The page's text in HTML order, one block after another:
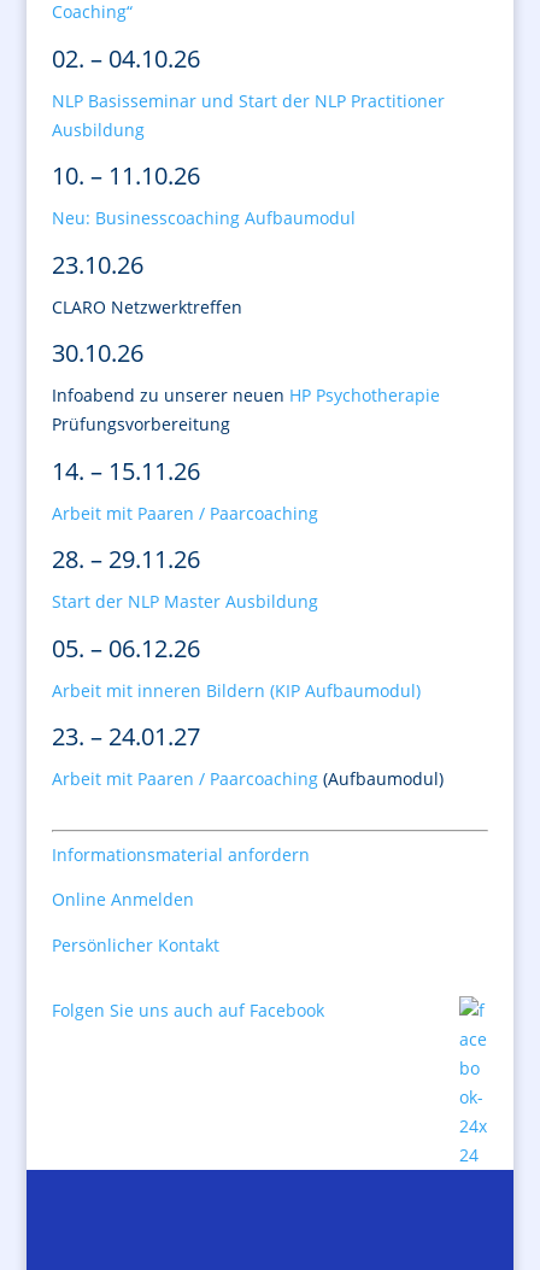
Coaching“
02. – 04.10.26
NLP Basisseminar und Start der NLP Practitioner
Ausbildung
10. – 11.10.26
Neu: Businesscoaching Aufbaumodul
23.10.26
CLARO Netzwerktreffen
30.10.26
Infoabend zu unserer neuen HP Psychotherapie
Prüfungsvorbereitung
14. – 15.11.26
Arbeit mit Paaren / Paarcoaching
28. – 29.11.26
Start der NLP Master Ausbildung
05. – 06.12.26
Arbeit mit inneren Bildern (KIP Aufbaumodul)
23. – 24.01.27
Arbeit mit Paaren / Paarcoaching(Aufbaumodul)
Informationsmaterial anfordern
Online Anmelden
Persönlicher Kontakt
Folgen Sie uns auch auf Facebook